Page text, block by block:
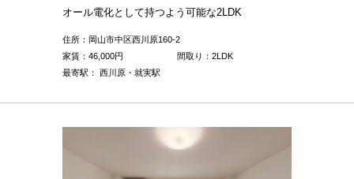
オール電化として持つよう可能な2LDK
住所：岡山市中区西川原160-2
家賃： 46,000円
間取り：2LDK
最寄駅： 西川原・就実駅